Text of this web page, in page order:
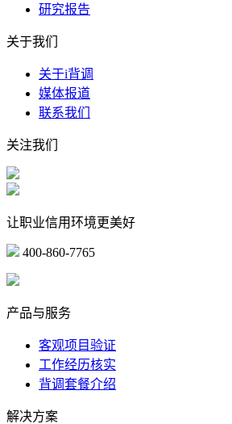
研究报告
关于我们
关于i背调
媒体报道
联系我们
关注我们
让职业信用环境更美好
400-860-7765
产品与服务
客观项目验证
工作经历核实
背调套餐介绍
解决方案